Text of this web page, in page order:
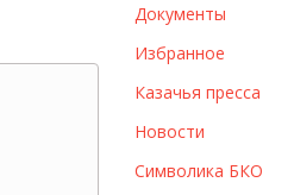
Документы
Избранное
Казачья пресса
Новости
Символика БКО